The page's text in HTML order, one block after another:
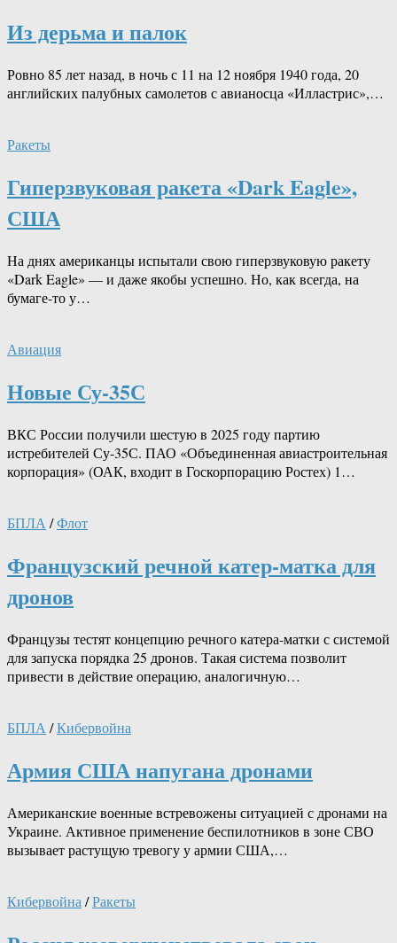
Из дерьма и палок
Ровно 85 лет назад, в ночь с 11 на 12 ноября 1940 года, 20
английских палубных самолетов с авианосца «Илластрис»,…
Ракеты
Гиперзвуковая ракета «Dark Eagle»,
США
На днях американцы испытали свою гиперзвуковую ракету
«Dark Eagle» — и даже якобы успешно. Но, как всегда, на
бумаге-то у…
Авиация
Новые Су-35С
ВКС России получили шестую в 2025 году партию
истребителей Су-35С. ПАО «Объединенная авиастроительная
корпорация» (ОАК, входит в Госкорпорацию Ростех) 1…
БПЛА /Флот
Французский речной катер-матка для
дронов
Французы тестят концепцию речного катера-матки с системой
для запуска порядка 25 дронов. Такая система позволит
привести в действие операцию, аналогичную…
БПЛА /Кибервойна
Армия США напугана дронами
Американские военные встревожены ситуацией с дронами на
Украине. Активное применение беспилотников в зоне СВО
вызывает растущую тревогу у армии США,…
Кибервойна /Ракеты